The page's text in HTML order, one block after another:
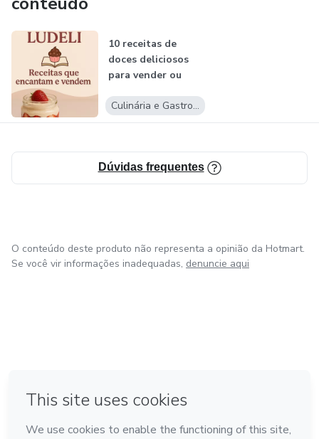
10 receitas de
doces deliciosos
para vender ou
Culinária e Gastronomia
Dúvidas frequentes
O conteúdo deste produto não representa a opinião da Hotmart.
Se você vir informações inadequadas, denuncie aqui
Feito com ❤ na Cidade do México